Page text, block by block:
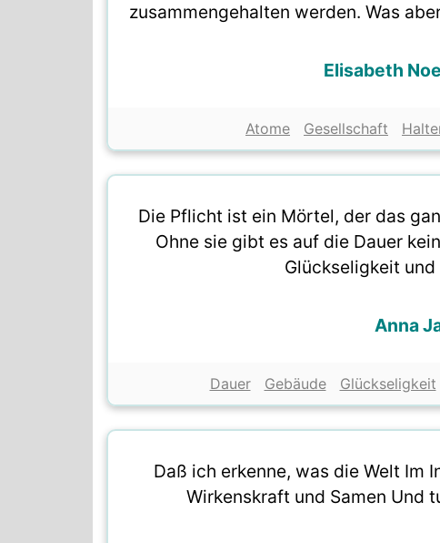
zusammengehalten werden. Was
Elisabeth
Atome Gesellschaft
Die Pflicht ist ein Mörtel, der das
Ohne sie gibt es auf die Dauer
Glückseligkeit
Anna
Dauer Gebäude Glückseligkeit
Daß ich erkenne, was die Welt Im
Wirkenskraft und Samen Und